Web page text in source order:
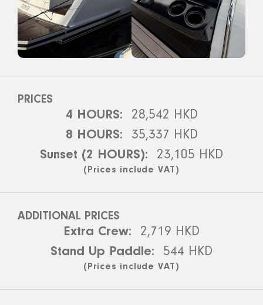
PRICES
4 HOURS:
28,542 HKD
8 HOURS:
35,337 HKD
Sunset (2 HOURS):
23,105 HKD
(Prices include VAT)
ADDITIONAL PRICES
Extra Crew:
2,719 HKD
Stand Up Paddle:
544 HKD
(Prices include VAT)